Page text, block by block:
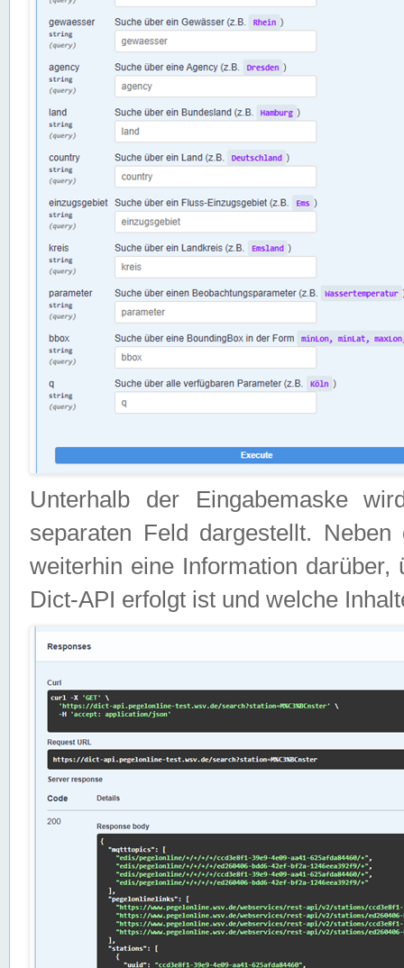
Unterhalb der Eingabemaske
separaten Feld dargestellt.
weiterhin eine Information
Dict-API erfolgt ist und welche